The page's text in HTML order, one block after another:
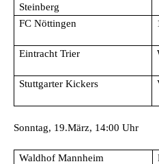
Steinberg
FC Nöttingen
Eintracht Trier
Stuttgarter Kickers
Sonntag, 19.März, 14:00 Uhr
Waldhof Mannheim